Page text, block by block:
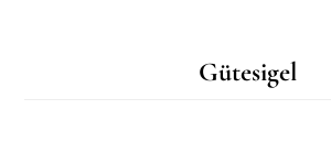
Gütesigel